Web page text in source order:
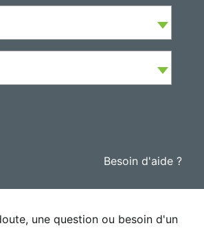
Besoin d'aide ?
une question ou besoin d'un